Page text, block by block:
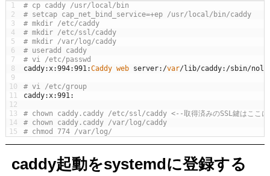
1
2
3
4
5
6
7
8
9
10
11
12
13
14
15
# cp caddy /usr/local/bin
# setcap cap_net_bind_service=+ep /usr/local/bin/caddy
# mkdir /etc/caddy
# mkdir /etc/ssl/caddy
# mkdir /var/log/caddy
# useradd caddy
# vi /etc/passwd
caddy:x:994:991:Caddy web server: /var/lib/caddy: /sbin/
# vi /etc/group
caddy:x:991:
# chown caddy.caddy /etc/ssl/caddy <--取得済みのSSL鍵はここにド
# chown caddy.caddy /var/log/caddy
# chmod 774 /var/log/
caddy起動をsystemdに登録する